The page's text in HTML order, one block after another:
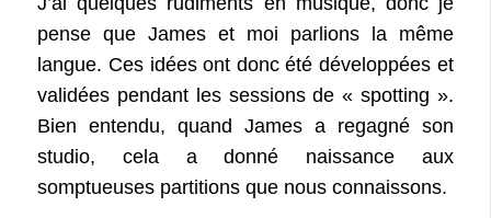
pense que James et moi parlions la même
langue. Ces idées ont donc été développées et
validées pendant les sessions de « spotting ».
Bien entendu, quand James a regagné son
studio, cela a donné naissance aux
somptueuses partitions que nous connaissons.